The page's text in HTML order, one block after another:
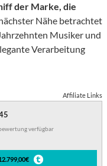
der Marke, die
Nähe betrachtet
Musiker und
Verarbeitung
Affiliate Links
verfügbar